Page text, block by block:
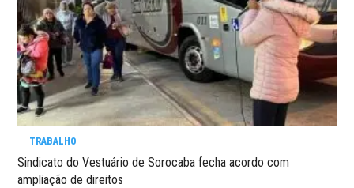
TRABALHO
Sindicato do Vestuário de Sorocaba fecha acordo com
ampliação de direitos